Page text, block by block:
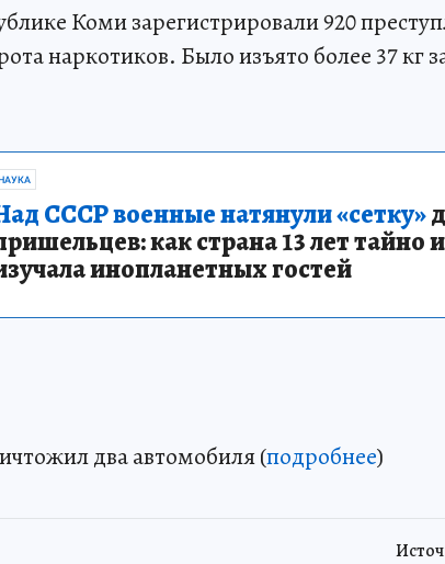
Коми зарегистрировали 920
наркотиков. Было изъято более 37 кг
СССР военные натянули «сетку»
как страна 13 лет тайно
инопланетных гостей
два автомобиля (подробнее)